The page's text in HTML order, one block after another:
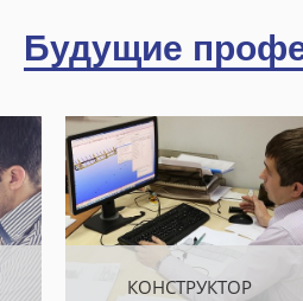
Будущие
КОНСТРУКТОР